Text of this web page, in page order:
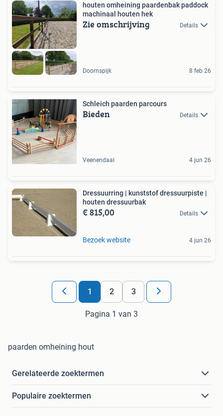
houten omheining paardenbak paddock
machinaal houten hek
Zie omschrijving Details
Doornspijk 8 feb 26
Schleich paarden parcours
Bieden Details
Veenendaal 4 jun 26
Dressuurring | kunststof dressuurpiste |
houten dressuurbak
€ 815,00 Details
Bezoek website 4 jun 26
1 2 3
Pagina 1 van 3
paarden omheining hout
Gerelateerde zoektermen
Populaire zoektermen